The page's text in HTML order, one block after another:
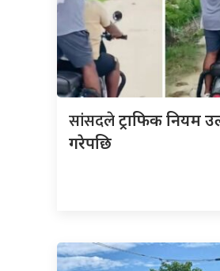
सांसदलेट्राफिक नियम
गरेपछि